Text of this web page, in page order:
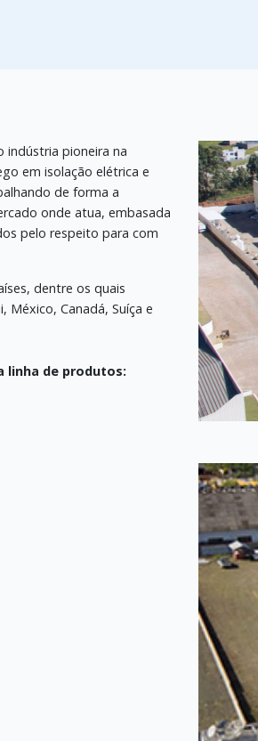
indústria pioneira na
em isolação elétrica e
de forma a
onde atua, embasada
pelo respeito para com
dentre os quais
México, Canadá, Suíça e
linha de produtos: